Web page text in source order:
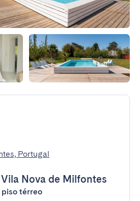
Portugal
Vila Nova de Milfontes
piso térreo